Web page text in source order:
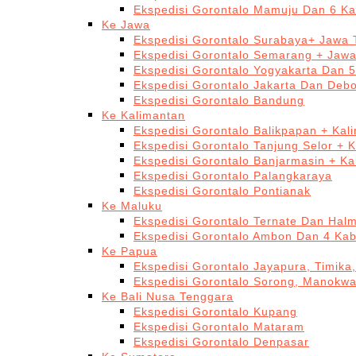
Ekspedisi Gorontalo Mamuju Dan 6
Ke Jawa
Ekspedisi Gorontalo Surabaya+ Jawa
Ekspedisi Gorontalo Semarang +
Ekspedisi Gorontalo Yogyakarta Dan
Ekspedisi Gorontalo Jakarta Dan
Ekspedisi Gorontalo Bandung
Ke Kalimantan
Ekspedisi Gorontalo Balikpapan +
Ekspedisi Gorontalo Tanjung Selor +
Ekspedisi Gorontalo Banjarmasin +
Ekspedisi Gorontalo Palangkaraya
Ekspedisi Gorontalo Pontianak
Ke Maluku
Ekspedisi Gorontalo Ternate Dan
Ekspedisi Gorontalo Ambon Dan 4
Ke Papua
Ekspedisi Gorontalo Jayapura,
Ekspedisi Gorontalo Sorong,
Ke Bali Nusa Tenggara
Ekspedisi Gorontalo Kupang
Ekspedisi Gorontalo Mataram
Ekspedisi Gorontalo Denpasar